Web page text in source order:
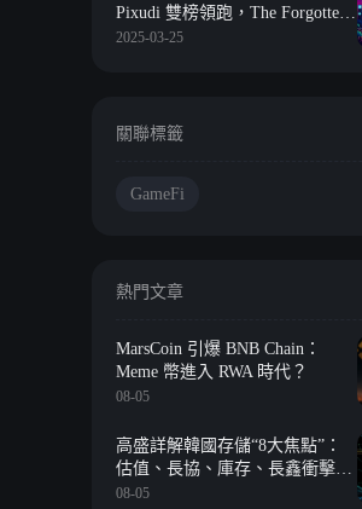
Pixudi 雙榜領跑，The Forgotten
Runiverse 登陸三大
2025-03-25
關聯標籤
GameFi
熱門文章
MarsCoin 引爆 BNB Chain：
Meme 幣進入 RWA 時代？
08-05
高盛詳解韓國存儲“8大焦點”：
估值、長協、庫存、長鑫衝擊、
回購等
08-05